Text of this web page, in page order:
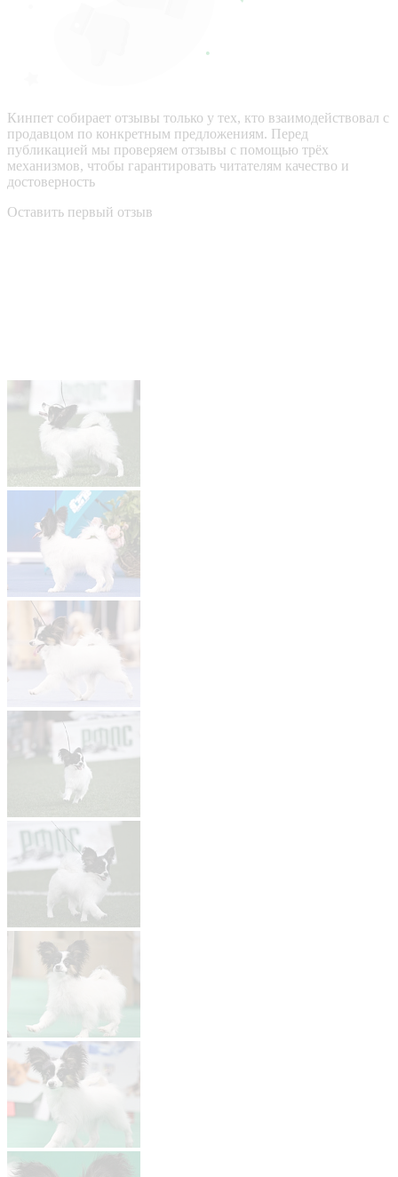
Кинпет собирает отзывы только у тех, кто взаимодействовал с
продавцом по конкретным предложениям. Перед
публикацией мы проверяем отзывы с помощью трёх
механизмов, чтобы гарантировать читателям качество и
достоверность
Оставить первый отзыв